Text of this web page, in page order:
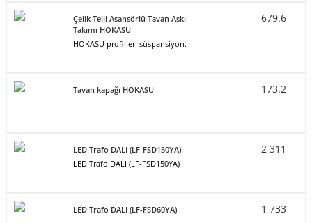
Çelik Telli Asansörlü Tavan Askı
Takımı HOKASU
HOKASU profilleri süspansiyon.
679.6
Tavan kapağı HOKASU 173.2
LED Trafo DALI (LF-FSD150YA)
LED Trafo DALI (LF-FSD150YA)
2 311
LED Trafo DALI (LF-FSD60YA) 1 733